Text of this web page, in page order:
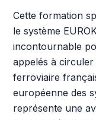
Cette formation
le système
incontournable
appelés à
ferroviaire
européenne des
représente une